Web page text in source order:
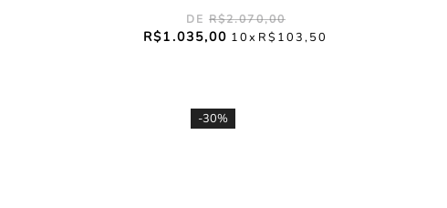
R$2.070,00
R$1 .035,00 10 R$ 103,50
-30%